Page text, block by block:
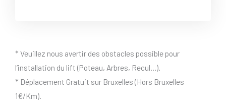
* Veuillez nous avertir des obstacles possible pour
l’installation du lift (Poteau, Arbres, Recul…).
* Déplacement Gratuit sur Bruxelles (Hors Bruxelles
1€/Km).